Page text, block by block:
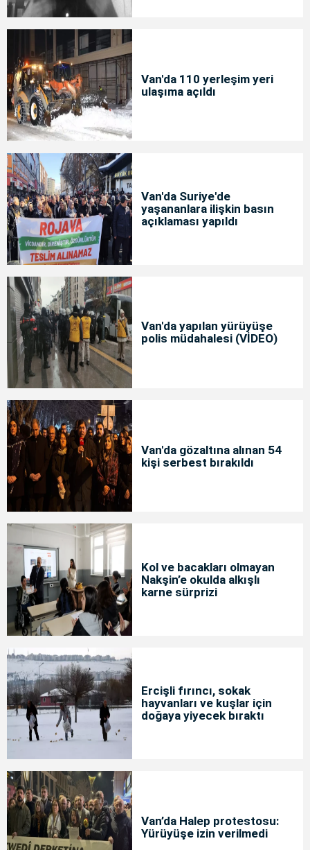
Van'da 110 yerleşim yeri
ulaşıma açıldı
Van'da Suriye'de
yaşananlara ilişkin basın
açıklaması yapıldı
Van'da yapılan yürüyüşe
polis müdahalesi (VİDEO)
Van'da gözaltına alınan 54
kişi serbest bırakıldı
Kol ve bacakları olmayan
Nakşin’e okulda alkışlı
karne sürprizi
Ercişli fırıncı, sokak
hayvanları ve kuşlar için
doğaya yiyecek bıraktı
Van’da Halep protestosu:
Yürüyüşe izin verilmedi